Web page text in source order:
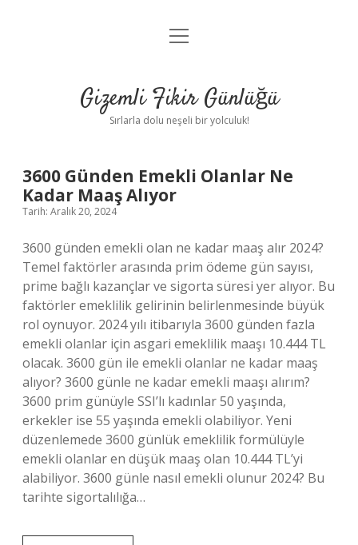
Anasayfa
Yasal Uyarı
menüyü
Gizemli Fikir Günlüğü
Sırlarla dolu neşeli bir yolculuk!
Gizemli
Fikir
Günlüğü
Yazılar
3600 Günden Emekli Olanlar Ne
Kadar Maaş Alıyor
Tarih: Aralık 20, 2024
3600 günden emekli olan ne kadar maaş alır 2024?
Temel faktörler arasında prim ödeme gün sayısı,
prime bağlı kazançlar ve sigorta süresi yer alıyor. Bu
faktörler emeklilik gelirinin belirlenmesinde büyük
rol oynuyor. 2024 yılı itibarıyla 3600 günden fazla
emekli olanlar için asgari emeklilik maaşı 10.444 TL
olacak. 3600 gün ile emekli olanlar ne kadar maaş
alıyor? 3600 günle ne kadar emekli maaşı alırım?
3600 prim günüyle SSI’lı kadınlar 50 yaşında,
erkekler ise 55 yaşında emekli olabiliyor. Yeni
düzenlemede 3600 günlük emeklilik formülüyle
emekli olanlar en düşük maaş olan 10.444 TL’yi
alabiliyor. 3600 günle nasıl emekli olunur 2024? Bu
tarihte sigortalılığa…